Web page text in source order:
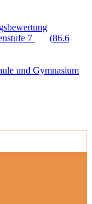
7
(86.6
und Gymnasium